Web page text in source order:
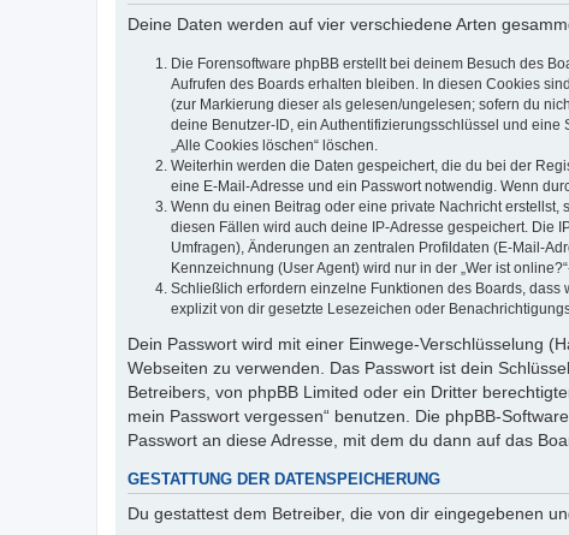
Deine Daten werden auf vier verschiedene Arten
Die Forensoftware phpBB erstellt bei deinem Besuch des
Aufrufen des Boards erhalten bleiben. In diesen Cookies
(zur Markierung dieser als gelesen/ungelesen; sofern du
deine Benutzer-ID, ein Authentifizierungsschlüssel und
„Alle Cookies löschen“ löschen.
Weiterhin werden die Daten gespeichert, die du bei der
eine E-Mail-Adresse und ein Passwort notwendig. Wenn
Wenn du einen Beitrag oder eine private Nachricht
diesen Fällen wird auch deine IP-Adresse gespeichert. Die
Umfragen), Änderungen an zentralen Profildaten (E-Mail-
Kennzeichnung (User Agent) wird nur in der „Wer ist
Schließlich erfordern einzelne Funktionen des Boards,
explizit von dir gesetzte Lesezeichen oder
Dein Passwort wird mit einer Einwege-Verschlüsselung
Webseiten zu verwenden. Das Passwort ist dein
Betreibers, von phpBB Limited oder ein Dritter
mein Passwort vergessen“ benutzen. Die phpBB-
Passwort an diese Adresse, mit dem du dann auf das
GESTATTUNG DER DATENSPEICHERUNG
Du gestattest dem Betreiber, die von dir eingegebenen